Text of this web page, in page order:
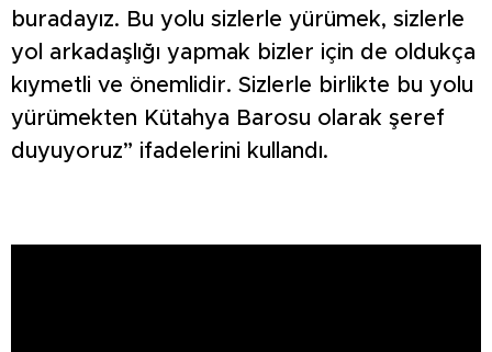
buradayız. Bu yolu sizlerle yürümek, sizlerle
yol arkadaşlığı yapmak bizler için de oldukça
kıymetli ve önemlidir. Sizlerle birlikte bu yolu
yürümekten Kütahya Barosu olarak şeref
duyuyoruz” ifadelerini kullandı.